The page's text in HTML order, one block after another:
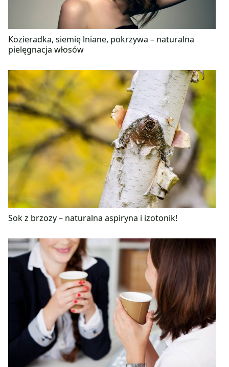
Kozieradka, siemię lniane, pokrzywa – naturalna
pielęgnacja włosów
Sok z brzozy – naturalna aspiryna i izotonik!